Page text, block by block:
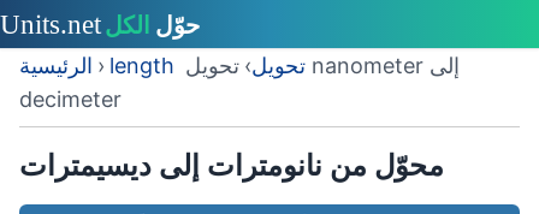
الرئيسية › length تحويل› تحويل nanometer إلى
decimeter
محوّل من نانومترات إلى ديسيمترات